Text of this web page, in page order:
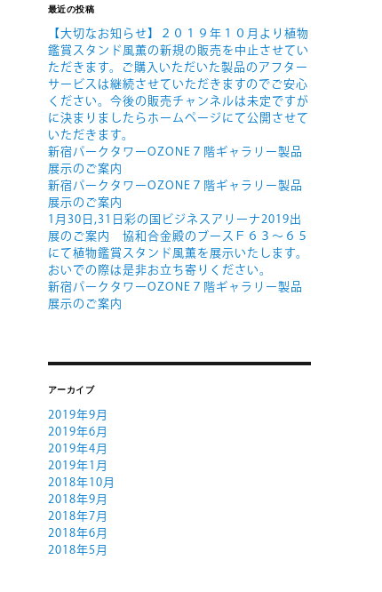
最近の投稿
【大切なお知らせ】２０１９年１０月より植物
鑑賞スタンド風薫の新規の販売を中止させてい
ただきます。ご購入いただいた製品のアフター
サービスは継続させていただきますのでご安心
ください。今後の販売チャンネルは未定ですが
に決まりましたらホームページにて公開させて
いただきます。
新宿パークタワーOZONE７階ギャラリー製品
展示のご案内
新宿パークタワーOZONE７階ギャラリー製品
展示のご案内
1月30日,31日彩の国ビジネスアリーナ2019出
展のご案内 協和合金殿のブースＦ６３～６５
にて植物鑑賞スタンド風薫を展示いたします。
おいでの際は是非お立ち寄りください。
新宿パークタワーOZONE７階ギャラリー製品
展示のご案内
アーカイブ
2019年9月
2019年6月
2019年4月
2019年1月
2018年10月
2018年9月
2018年7月
2018年6月
2018年5月